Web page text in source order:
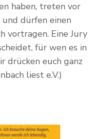
haben, treten vor
dürfen einen
vortragen. Eine Jury
für wen es in
drücken euch ganz
liest e.V.)